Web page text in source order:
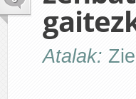
Atalak: